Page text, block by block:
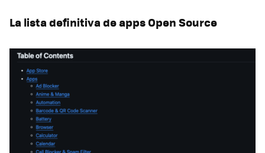
La lista definitiva de apps Open Source